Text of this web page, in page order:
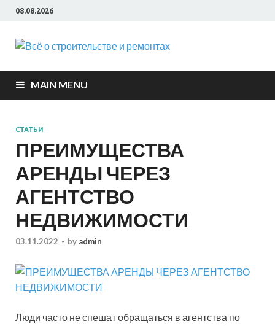
08.08.2026
Всё о
MAIN MENU
СТАТЬИ
ПРЕИМУЩЕСТВА
АРЕНДЫ ЧЕРЕЗ
АГЕНТСТВО
НЕДВИЖИМОСТИ
03.11.2022 - by admin
Люди часто не спешат обращаться в агентства по